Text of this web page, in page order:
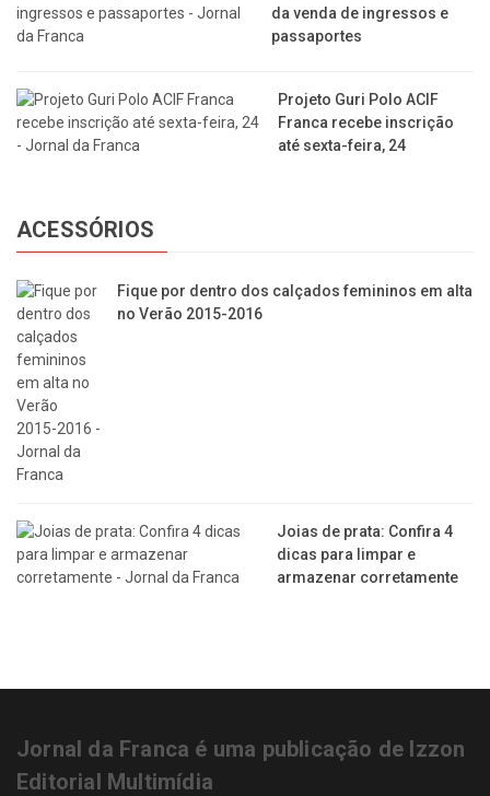
da venda de ingressos e
passaportes
Projeto Guri Polo ACIF
Franca recebe inscrição
até sexta-feira, 24
ACESSÓRIOS
​Fique por dentro dos calçados femininos em alta
no Verão 2015-2016
Joias de prata: Confira 4
dicas para limpar e
armazenar corretamente
Jornal da Franca é uma publicação de Izzon
Editorial Multimídia